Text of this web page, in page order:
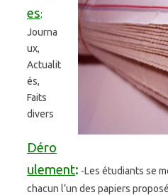
es:
Journa
ux,
Actualit
és,
Faits
divers
Déro
ulement: -Les étudiants se
chacun l’un des papiers